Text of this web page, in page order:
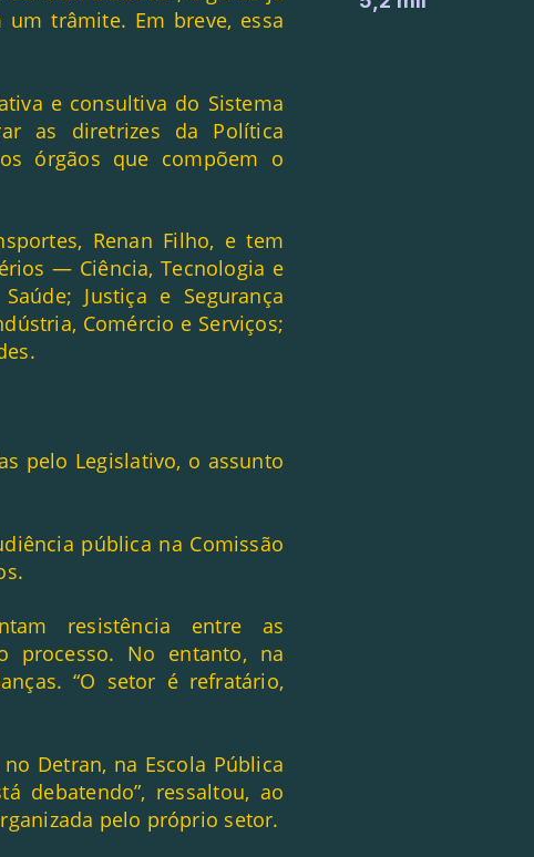
trâmite. Em breve, essa
e consultiva do Sistema
as diretrizes da Política
órgãos que compõem o
Renan Filho, e tem
— Ciência, Tecnologia e
Justiça e Segurança
Comércio e Serviços;
pelo Legislativo, o assunto
pública na Comissão
resistência entre as
processo. No entanto, na
“O setor é refratário,
Detran, na Escola Pública
debatendo”, ressaltou, ao
pelo próprio setor.